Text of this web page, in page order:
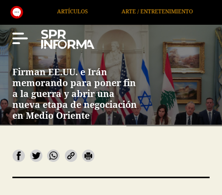
ARTÍCULOS ARTE / ENTRETENIMIENTO ECONOMÍA /
Firman EE.UU. e Irán
memorando para poner fin
a la guerra y abrir una
nueva etapa de negociación
en Medio Oriente